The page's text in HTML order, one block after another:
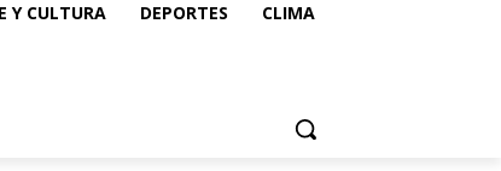
Y CULTURA DEPORTES CLIMA